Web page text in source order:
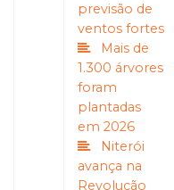
previsão de
ventos fortes
Mais de
1.300 árvores
foram
plantadas
em 2026
Niterói
avança na
Revolução